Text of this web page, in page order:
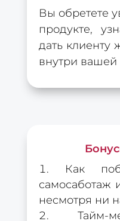
Вы обретете
продукте,
дать клиенту
внутри
Как
самосаботаж
несмотря ни
Тайм-